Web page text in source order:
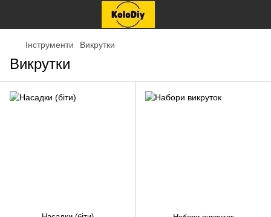
Інструменти Викрутки
Викрутки